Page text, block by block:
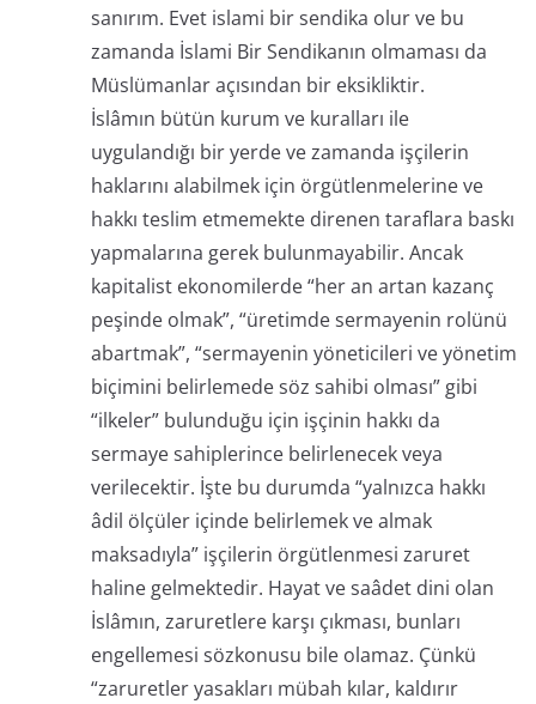
sanırım. Evet islami bir sendika olur ve bu
zamanda İslami Bir Sendikanın olmaması da
Müslümanlar açısından bir eksikliktir.
İslâmın bütün kurum ve kuralları ile
uygulandığı bir yerde ve zamanda işçilerin
haklarını alabilmek için örgütlenmelerine ve
hakkı teslim etmemekte direnen taraflara baskı
yapmalarına gerek bulunmayabilir. Ancak
kapitalist ekonomilerde “her an artan kazanç
peşinde olmak”, “üretimde sermayenin rolünü
abartmak”, “sermayenin yöneticileri ve yönetim
biçimini belirlemede söz sahibi olması” gibi
“ilkeler” bulunduğu için işçinin hakkı da
sermaye sahiplerince belirlenecek veya
verilecektir. İşte bu durumda “yalnızca hakkı
âdil ölçüler içinde belirlemek ve almak
maksadıyla” işçilerin örgütlenmesi zaruret
haline gelmektedir. Hayat ve saâdet dini olan
İslâmın, zaruretlere karşı çıkması, bunları
engellemesi sözkonusu bile olamaz. Çünkü
“zaruretler yasakları mübah kılar, kaldırır